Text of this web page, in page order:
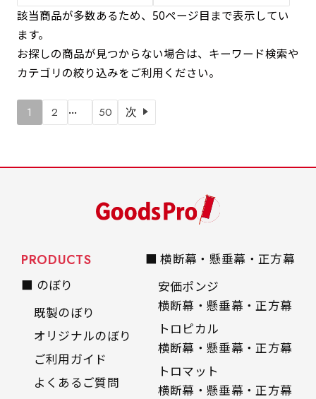
該当商品が多数あるため、50ページ目まで表示してい
ます。
お探しの商品が見つからない場合は、キーワード検索や
カテゴリの絞り込みをご利用ください。
1 2 … 50 次
PRODUCTS
■ のぼり
既製のぼり
オリジナルのぼり
ご利用ガイド
よくあるご質問
■ 横断幕・懸垂幕・正方幕
安価ポンジ
横断幕・懸垂幕・正方幕
トロピカル
横断幕・懸垂幕・正方幕
トロマット
横断幕・懸垂幕・正方幕